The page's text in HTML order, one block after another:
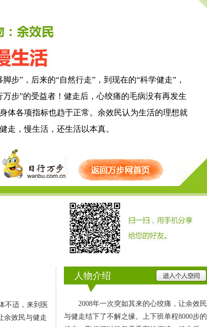
”，后来的“自然行走”，到现在的“科学健走”，
万步”的受益者！健走后，心绞痛的毛病没有再发生
体各项指标也趋于正常。余效民认为生活的理想就
走，慢生活，还生活以本真。
不适，来到医
余效民与健走
人物介绍
2008年一次突如其来的心绞痛，让余效民
与健走结下了不解之缘。上下班单程8000步的